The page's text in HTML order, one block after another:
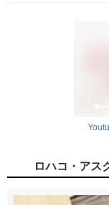
ロハコ・アス